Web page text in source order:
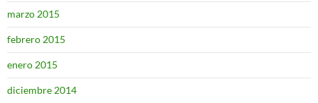
marzo 2015
febrero 2015
enero 2015
diciembre 2014